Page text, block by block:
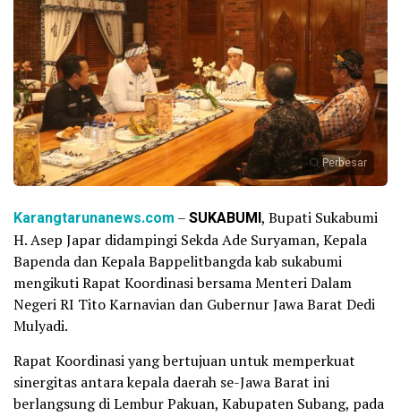
Perbesar
Karangtarunanews.com –SUKABUMI, Bupati Sukabumi
H. Asep Japar didampingi Sekda Ade Suryaman, Kepala
Bapenda dan Kepala Bappelitbangda kab sukabumi
mengikuti Rapat Koordinasi bersama Menteri Dalam
Negeri RI Tito Karnavian dan Gubernur Jawa Barat Dedi
Mulyadi.
Rapat Koordinasi yang bertujuan untuk memperkuat
sinergitas antara kepala daerah se-Jawa Barat ini
berlangsung di Lembur Pakuan, Kabupaten Subang, pada